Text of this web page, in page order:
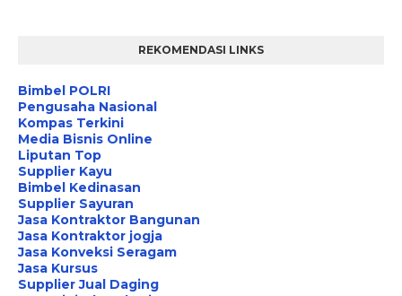
REKOMENDASI LINKS
Bimbel POLRI
Pengusaha Nasional
Kompas Terkini
Media Bisnis Online
Liputan Top
Supplier Kayu
Bimbel Kedinasan
Supplier Sayuran
Jasa Kontraktor Bangunan
Jasa Kontraktor jogja
Jasa Konveksi Seragam
Jasa Kursus
Supplier Jual Daging